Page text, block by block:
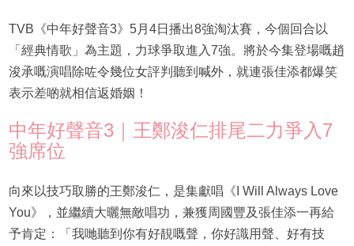
TVB《中年好聲音3》5月4日播出8強淘汰賽，今個回合以
「經典情歌」為主題，力球爭取進入7強。將於今集登場嘅趙
浚承嘅演唱除咗令幾位女評判聽到喊外，就連張佳添都爆笑
表示差啲就相信返婚姻！
中年好聲音3｜王鄭浚仁排尾二力爭入7
強席位
向來以技巧取勝的王鄭浚仁，是集獻唱《I Will Always Love
You》，並繼續大曬無敵唱功，兼獲周國豐及張佳添一再給
予肯定：「我哋聽到你有好靚嘅聲，你好識用聲、好有技